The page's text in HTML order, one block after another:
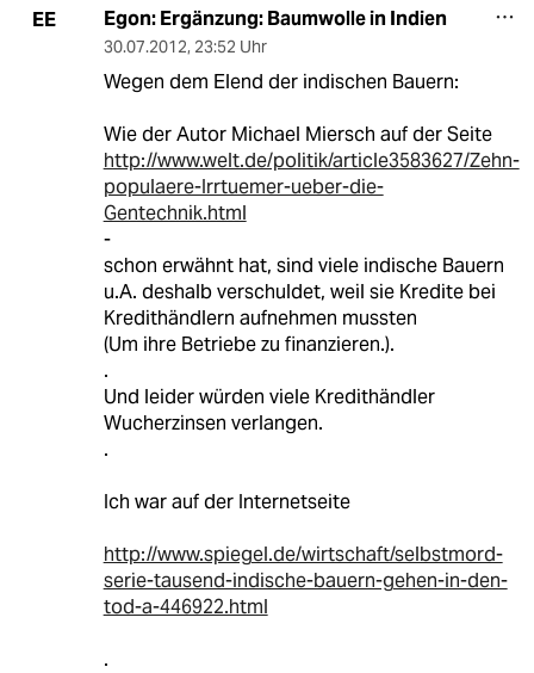
EE Egon: Ergänzung: Baumwolle in Indien
30.07.2012, 23:52 Uhr
Wegen dem Elend der indischen Bauern:
Wie der Autor Michael Miersch auf der Seite
http://www.welt.de/politik/article3583627/Zehn-
populaere-Irrtuemer-ueber-die-
Gentechnik.html
-
schon erwähnt hat, sind viele indische Bauern
u.A. deshalb verschuldet, weil sie Kredite bei
Kredithändlern aufnehmen mussten
(Um ihre Betriebe zu finanzieren.).
.
Und leider würden viele Kredithändler
Wucherzinsen verlangen.
.
Ich war auf der Internetseite
http://www.spiegel.de/wirtschaft/selbstmord-
serie-tausend-indische-bauern-gehen-in-den-
tod-a-446922.html
.